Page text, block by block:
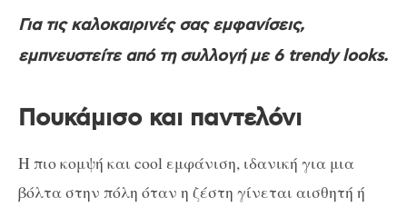
Για τις καλοκαιρινές σας εμφανίσεις,
εμπνευστείτε από τη συλλογή με 6 trendy looks.
Πουκάμισο και παντελόνι
Η πιο κομψή και cool εμφάνιση, ιδανική για μια
βόλτα στην πόλη όταν η ζέστη γίνεται αισθητή ή